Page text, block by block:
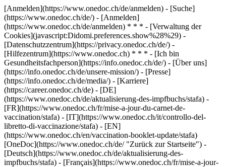
[Anmelden](https://www.onedoc.ch/de/anmelden) - [Suche]
(https://www.onedoc.ch/de/) - [Anmelden]
(https://www.onedoc.ch/de/anmelden) * * * - [Verwaltung der
Cookies](javascript:Didomi.preferences.show%28%29) -
[Datenschutzzentrum](https://privacy.onedoc.ch/de/) -
[Hilfezentrum](https://www.onedoc.ch) * * * - [Ich bin
Gesundheitsfachperson](https://info.onedoc.ch/de/) - [Über uns]
(https://info.onedoc.ch/de/unsere-mission/) - [Presse]
(https://info.onedoc.ch/de/media/) - [Karriere]
(https://career.onedoc.ch/de) - [DE]
(https://www.onedoc.ch/de/aktualisierung-des-impfbuchs/stafa) -
[FR](https://www.onedoc.ch/fr/mise-a-jour-du-carnet-de-
vaccination/stafa) - [IT](https://www.onedoc.ch/it/controllo-del-
libretto-di-vaccinazione/stafa) - [EN]
(https://www.onedoc.ch/en/vaccination-booklet-update/stafa)
[OneDoc](https://www.onedoc.ch/de/ "Zurück zur Startseite") -
[Deutsch](https://www.onedoc.ch/de/aktualisierung-des-
impfbuchs/stafa) - [Français](https://www.onedoc.ch/fr/mise-a-jour-